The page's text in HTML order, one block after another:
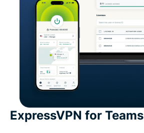
ExpressVPN for Teams